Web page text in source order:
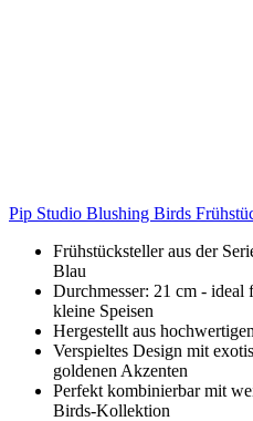
Pip Studio Blushing Birds
Frühstücksteller aus der
Blau
Durchmesser: 21 cm - ideal
kleine Speisen
Hergestellt aus
Verspieltes Design mit
goldenen Akzenten
Perfekt kombinierbar mit
Birds-Kollektion